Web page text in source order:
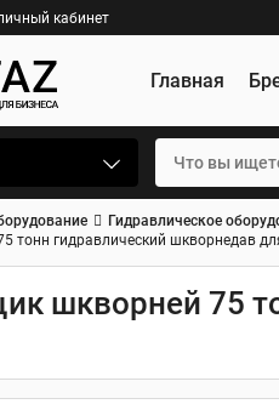
кабинет
Главная
Гидравлическое
тонн гидравлический шкворнедав
шкворней 75